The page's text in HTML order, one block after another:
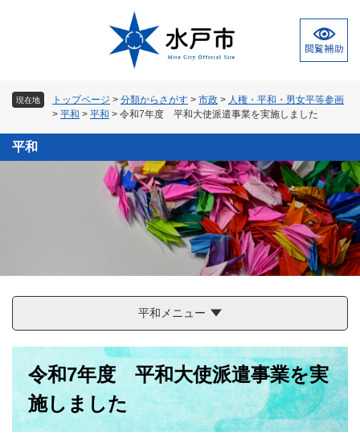
本
現在地 トップページ > 分類からさがす > 市政 > 人権・平和・男女平等参画
> 平和 > 平和 > 令和7年度 平和大使派遣事業を実施しました
平和
平和メニュー
令和7年度 平和大使派遣事業を実
施しました